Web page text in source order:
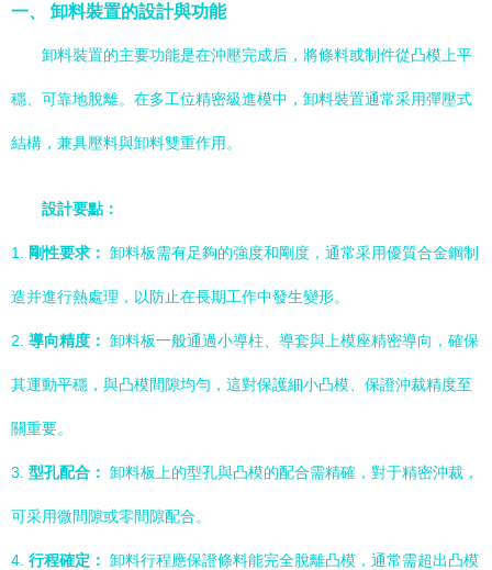
一、 卸料裝置的設計與功能
卸料裝置的主要功能是在沖壓完成后，將條料或制件從凸模上平
穩、可靠地脫離。在多工位精密級進模中，卸料裝置通常采用彈壓式
結構，兼具壓料與卸料雙重作用。
設計要點：
1. 剛性要求： 卸料板需有足夠的強度和剛度，通常采用優質合金鋼制
造并進行熱處理，以防止在長期工作中發生變形。
2. 導向精度： 卸料板一般通過小導柱、導套與上模座精密導向，確保
其運動平穩，與凸模間隙均勻，這對保護細小凸模、保證沖裁精度至
關重要。
3. 型孔配合： 卸料板上的型孔與凸模的配合需精確，對于精密沖裁，
可采用微間隙或零間隙配合。
4. 行程確定： 卸料行程應保證條料能完全脫離凸模，通常需超出凸模